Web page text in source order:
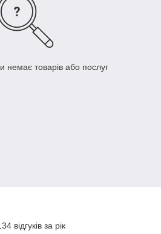
немає товарів або послуг
відгуків за рік